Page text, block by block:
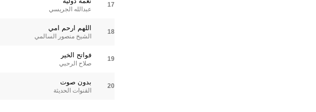
17
عبدالله الجريسي
18 اللهم ارحم امي
الشيخ منصور السالمي
19 فواتح الخير
صلاح الرحبي
20 بدون صوت
القنوات الحديثة